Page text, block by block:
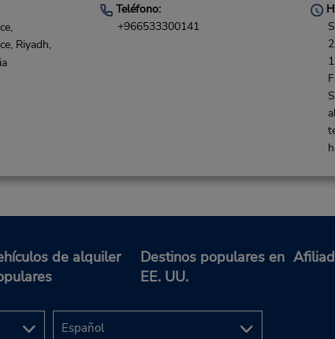
Riyadh,
Teléfono:
+966533300141
14221,
012-6927070x2811
de alquiler
Destinos populares en
EE. UU.